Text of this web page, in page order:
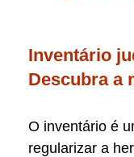
Inventário
Descubra a
O inventário é
regularizar a